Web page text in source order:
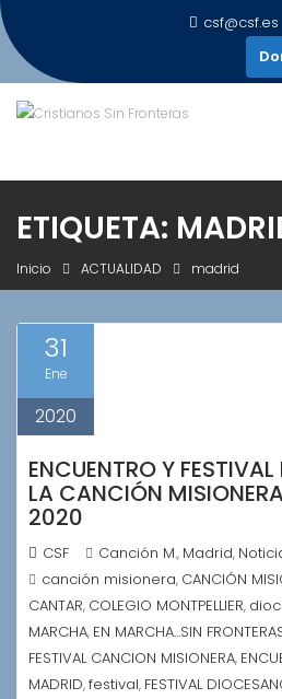
Saltar
al
contenido
csf@csf.es
ETIQUETA:
Inicio ACTUALIDAD madrid
31
Ene
2020
ENCUENTRO Y
LA CANCIÓN
2020
CSF Canción M., Madrid,
canción misionera, CANCIÓN
CANTAR, COLEGIO MONTPELLIER,
MARCHA, EN MARCHA...SIN
FESTIVAL CANCION MISIONERA,
MADRID,festival, FESTIVAL